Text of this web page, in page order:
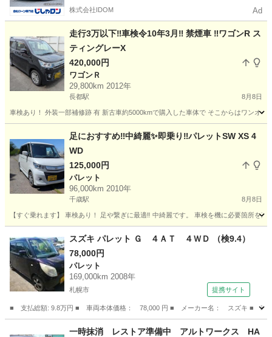
株式会社IDOM Ad
走行3万以下‼️車検令10年3月‼️ 禁煙車 ‼️ワゴンR ス
ティングレーX
420,000円
ワゴンＲ
29,800km 2012年
長都駅 8月8日
車検あり！ 外装一部補修跡 有 新古車約5000kmで購入した車体で そこからはワンオ
長都駅 ワゴンＲ
足におすすめ‼️中綺麗✨️即乗り‼️パレットSW XS 4
WD
125,000円
パレット
96,000km 2010年
千歳駅 8月8日
【すぐ乗れます】 車検あり！ 足や繋ぎに最適‼️ 中綺麗です。 車検を機に必要箇所を
千歳駅 パレット 走行距離
スズキ パレット Ｇ ４ＡＴ ４ＷＤ （検9.4）
78,000円
パレット
169,000km 2008年
札幌市 提携サイト
■ 支払総額: 9.8万円 ■ 車両本体価格： 78,000 円 ■ メーカー名： スズキ ■
パレット
一時抹消 レストア準備中 アルトワークス HA